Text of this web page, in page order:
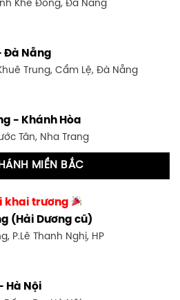
Thạnh, TP HCM
Tân Bình, TP HCM
- Bình Dương
Thuận An, Bình Dương
Khê Đông, Đà Nẵng
Đà Nẵng
Trung, Cẩm Lệ, Đà Nẵng
- Khánh Hòa
Tân, Nha Trang
Bình, TP Vinh, Nghệ An
MIỀN BẮC
khai trương
(Hải Dương cũ)
P.Lê Thanh Nghị, HP
Hà Nội